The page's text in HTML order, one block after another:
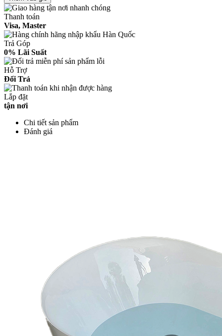
Thanh toán
Visa, Master
Trả Góp
0% Lãi Suất
Hỗ Trợ
Đổi Trả
Lắp đặt
tận nơi
Chi tiết sản phẩm
Đánh giá